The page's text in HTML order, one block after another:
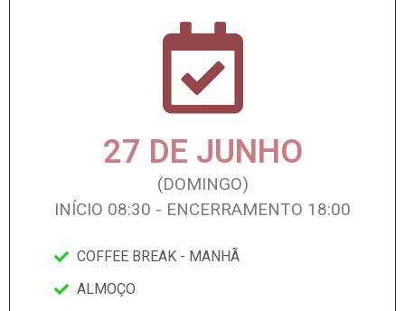
27 DE JUNHO
(DOMINGO)
INÍCIO 08:30 - ENCERRAMENTO 18:00
COFFEE BREAK - MANHÃ
ALMOÇO